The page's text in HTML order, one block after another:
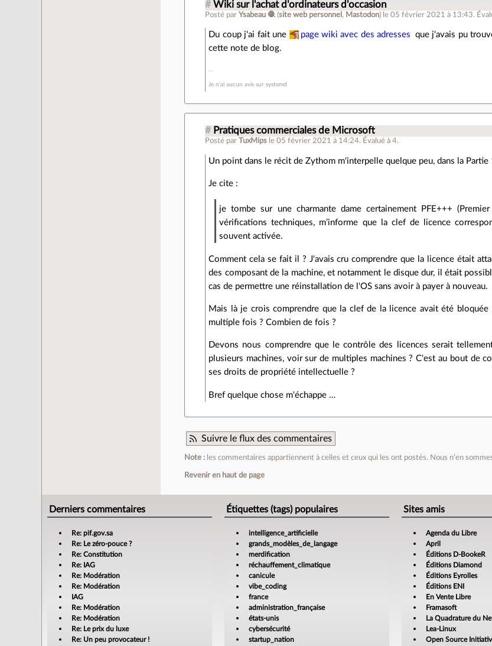
# Wiki sur l'achat d'ordinateurs d'occasion
Posté parYsabeau 🧶 (site web personnel , Mastodon) le 05 février 2021 à 13:43.
Du coup j'ai fait une page wiki avec des adresses que j'avais pu
cette note de blog.
Je n’ai aucun avis sur systemd
# Pratiques commerciales de Microsoft
Posté par TuxMips le 05 février 2021 à 14:24. Évalué à4.
Un point dans le récit de Zythom m'interpelle quelque peu, dans la Partie
Je cite :
je tombe sur une charmante dame certainement PFE+++
vérifications techniques, m’informe que la clef de licence
souvent activée.
Comment cela se fait il ? J'avais cru comprendre que la licence était
des composant de la machine, et notamment le disque dur, il était
cas de permettre une réinstallation de l'OS sans avoir à payer à nouveau.
Mais là je crois comprendre que la clef de la licence avait été
multiple fois ? Combien de fois ?
Devons nous comprendre que le contrôle des licences serait
plusieurs machines, voir sur de multiples machines ? C'est au bout de
ses droits de propriété intellectuelle ?
Bref quelque chose m'échappe …
Suivre le flux des commentaires
Note : les commentaires appartiennent à celles et ceux qui les ont postés. Nous n’en
Revenir en haut de page
Derniers commentaires
Re: pif.gov.sa
Re: Le zéro-pouce ?
Re: Constitution
Re: IAG
Re: Modération
Re: Modération
IAG
Re: Modération
Re: Modération
Re: Le prix du luxe
Re: Un peu provocateur !
Étiquettes (tags) populaires
intelligence_artificielle
grands_modèles_de_langage
merdification
réchauffement_climatique
canicule
vibe_coding
france
administration_française
états-unis
cybersécurité
startup_nation
Sites amis
Agenda du Libre
April
Éditions D-BookeR
Éditions Diamond
Éditions Eyrolles
Éditions ENI
En Vente Libre
Framasoft
La Quadrature du
Lea-Linux
Open Source